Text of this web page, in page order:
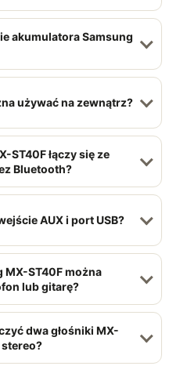
akumulatora Samsung
używać na zewnątrz?
ST40F łączy się ze
Bluetooth?
AUX i port USB?
MX-ST40F można
lub gitarę?
dwa głośniki MX-
stereo?